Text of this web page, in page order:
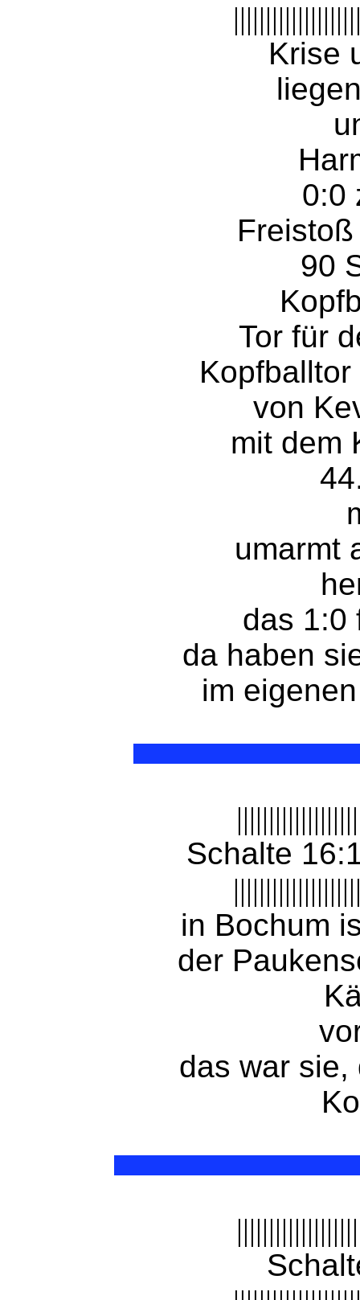
Krise
0:0
90
Tor für
von
mit dem
umarmt
das 1:0
da haben
im
Schalte
in Bochum
der
das war sie,